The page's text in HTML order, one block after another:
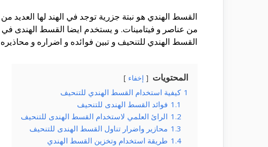
القسط الهندي هو نبتة جزرية توجد في الهند لها العديد
من عناصر و فيتامينات. و يستخدم ايضا القسط الهندى
القسط الهندي للتنحيف و تبين فوائده و اضراره و
المحتويات إخفاء
1 كيفية استخدام القسط الهندي للتنحيف
1.1 فوائد القسط الهندى للتنحيف
1.2 الرائ العلمي لاستخدام القسط الهندى للتنحيف
1.3 محازير واضرار تناول القسط الهندى للتنحيف
1.4 طريقة استخدام وتخزين القسط الهندي